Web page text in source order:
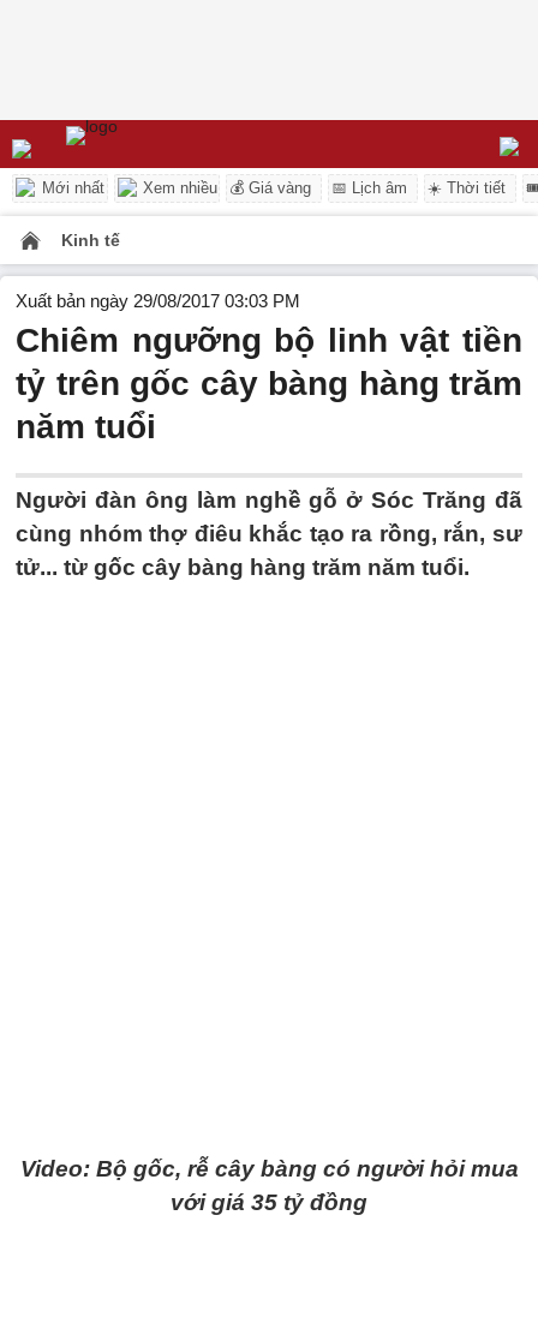
Mới nhất Xem nhiều 💰 Giá vàng 📅 Lịch âm ☀️ Thời tiết
Kinh tế
Xuất bản ngày 29/08/2017 03:03 PM
Chiêm ngưỡng bộ linh vật tiền
tỷ trên gốc cây bàng hàng trăm
năm tuổi
Người đàn ông làm nghề gỗ ở Sóc Trăng đã
cùng nhóm thợ điêu khắc tạo ra rồng, rắn, sư
tử... từ gốc cây bàng hàng trăm năm tuổi.
Video: Bộ gốc, rễ cây bàng có người hỏi mua
với giá 35 tỷ đồng